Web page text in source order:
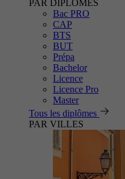
PAR DIPLÔMES
Bac PRO
CAP
BTS
BUT
Prépa
Bachelor
Licence
Licence Pro
Master
Tous les diplômes
PAR VILLES